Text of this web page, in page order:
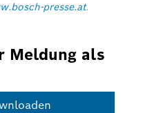
presse.at.
Meldung als